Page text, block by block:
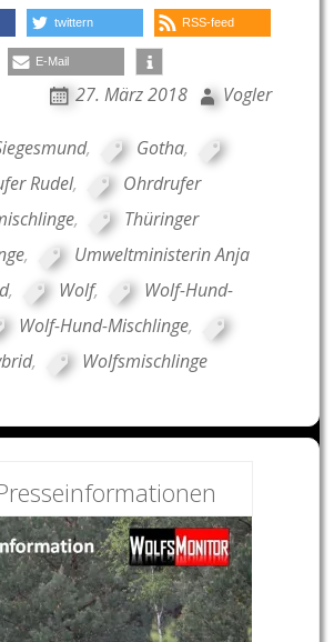
twittern RSS-feed
E-Mail
27. März 2018 Vogler
, Gotha,
Rudel,
Ohrdrufer
,
Thüringer
,
Umweltministerin Anja
, Wolf,
Wolf-Hund-
Wolf-Hund-Mischlinge,
, Wolfsmischlinge